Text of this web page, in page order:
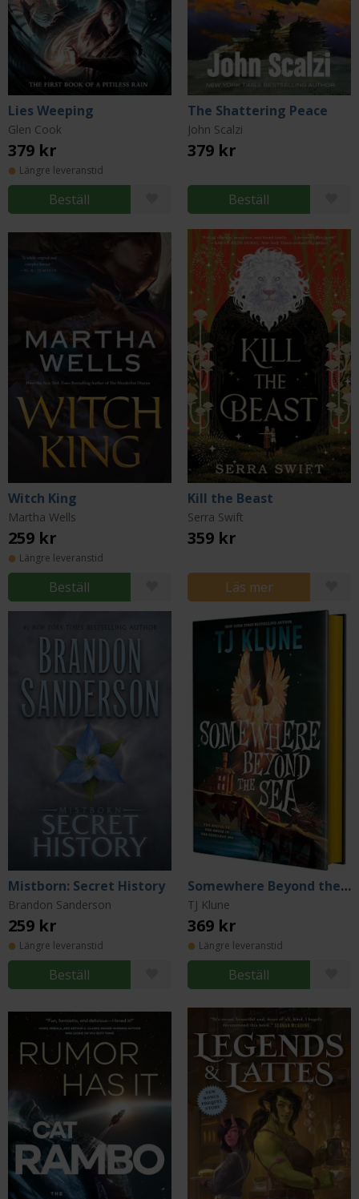
Lies Weeping
Glen Cook
379 kr
Längre leveranstid
Beställ
The Shattering Peace
John Scalzi
379 kr
Beställ
Witch King
Martha Wells
259 kr
Längre leveranstid
Beställ
Kill the Beast
Serra Swift
359 kr
Läs mer
Mistborn: Secret History
Brandon Sanderson
259 kr
Längre leveranstid
Beställ
Somewhere Beyond the Sea
TJ Klune
369 kr
Längre leveranstid
Beställ